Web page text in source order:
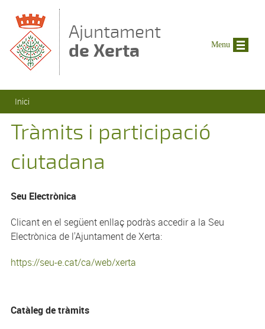
Ajuntament
de Xerta
Esteu aquí
Inici
Tràmits i participació
ciutadana
Seu Electrònica
Clicant en el següent enllaç podràs accedir a la Seu
Electrònica de l'Ajuntament de Xerta:
https://seu-e.cat/ca/web/xerta
Catàleg de tràmits
Menu